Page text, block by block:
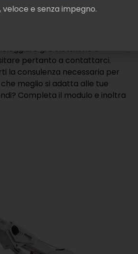
che tu possa fare
gru elettriche a
pertanto a contattarci.
la consulenza necessaria per
meglio si adatta alle tue
Completa il modulo e inoltra
veloce e senza impegno.